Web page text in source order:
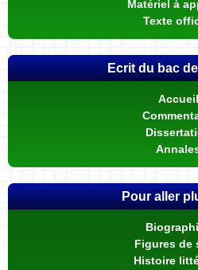
Matériel à
Texte
Ecrit du bac
Accueil
Pour aller
Figures de
Histoire